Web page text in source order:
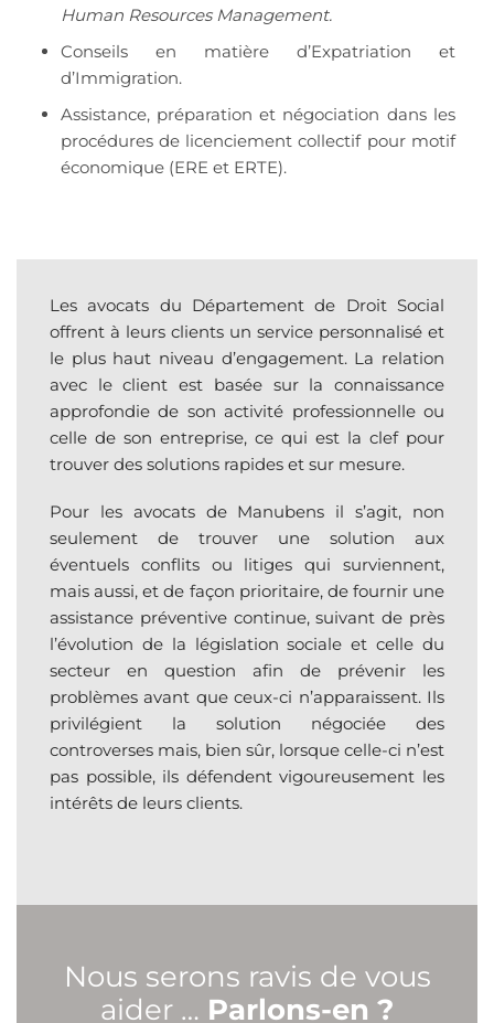
Human Resources Management.
Conseils en matière d’Expatriation et
d’Immigration.
Assistance, préparation et négociation dans les
procédures de licenciement collectif pour motif
économique (ERE et ERTE).
Les avocats du Département de Droit Social
offrent à leurs clients un service personnalisé et
le plus haut niveau d’engagement. La relation
avec le client est basée sur la connaissance
approfondie de son activité professionnelle ou
celle de son entreprise, ce qui est la clef pour
trouver des solutions rapides et sur mesure.
Pour les avocats de Manubens il s’agit, non
seulement de trouver une solution aux
éventuels conflits ou litiges qui surviennent,
mais aussi, et de façon prioritaire, de fournir une
assistance préventive continue, suivant de près
l’évolution de la législation sociale et celle du
secteur en question afin de prévenir les
problèmes avant que ceux-ci n’apparaissent. Ils
privilégient la solution négociée des
controverses mais, bien sûr, lorsque celle-ci n’est
pas possible, ils défendent vigoureusement les
intérêts de leurs clients.
Nous serons ravis de vous
aider … Parlons-en ?